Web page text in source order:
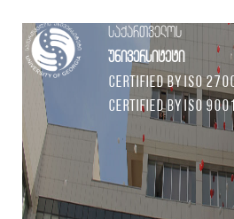
საქართველოს
უნივერსიტეტი
Certified by ISO
Certified by ISO